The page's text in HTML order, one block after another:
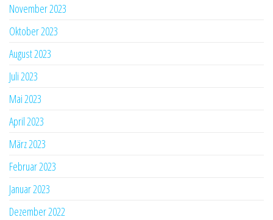
November 2023
Oktober 2023
August 2023
Juli 2023
Mai 2023
April 2023
März 2023
Februar 2023
Januar 2023
Dezember 2022